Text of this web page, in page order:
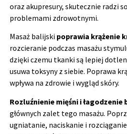
oraz akupresury, skutecznie radzi
problemami zdrowotnymi.
Masaż balijski poprawia krążenie
rozcieranie podczas masażu
dzięki czemu tkanki są lepiej
usuwa toksyny z siebie. Poprawa
wpływa na zdrowie i wygląd skóry.
Rozluźnienie mięśni i łagodzenie
głównych zalet tego masażu.
ugniatanie, naciskanie i